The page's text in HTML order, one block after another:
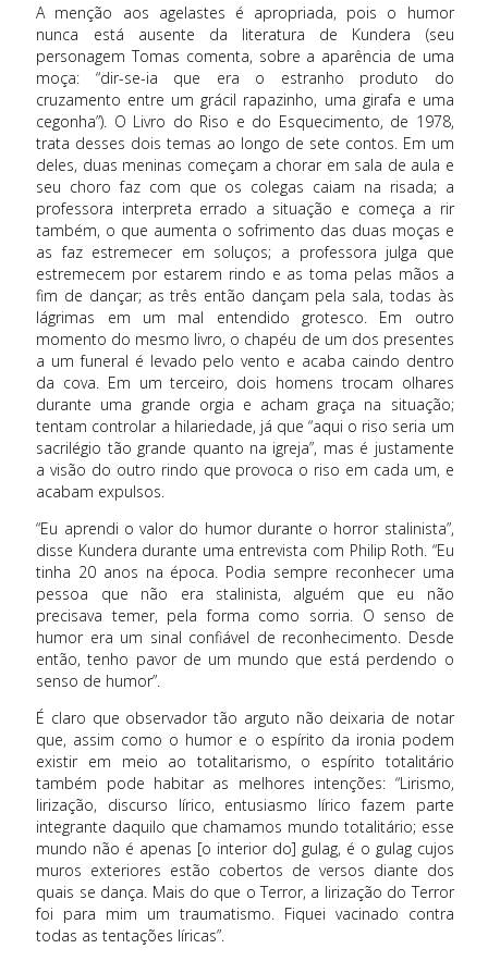
A menção aos agelastes é apropriada, pois o humor
nunca está ausente da literatura de Kundera (seu
personagem Tomas comenta, sobre a aparência de uma
moça: “dir-se-ia que era o estranho produto do
cruzamento entre um grácil rapazinho, uma girafa e uma
cegonha”). O Livro do Riso e do Esquecimento, de 1978,
trata desses dois temas ao longo de sete contos. Em um
deles, duas meninas começam a chorar em sala de aula e
seu choro faz com que os colegas caiam na risada; a
professora interpreta errado a situação e começa a rir
também, o que aumenta o sofrimento das duas moças e
as faz estremecer em soluços; a professora julga que
estremecem por estarem rindo e as toma pelas mãos a
fim de dançar; as três então dançam pela sala, todas às
lágrimas em um mal entendido grotesco. Em outro
momento do mesmo livro, o chapéu de um dos presentes
a um funeral é levado pelo vento e acaba caindo dentro
da cova. Em um terceiro, dois homens trocam olhares
durante uma grande orgia e acham graça na situação;
tentam controlar a hilariedade, já que “aqui o riso seria um
sacrilégio tão grande quanto na igreja”, mas é justamente
a visão do outro rindo que provoca o riso em cada um, e
acabam expulsos.
“Eu aprendi o valor do humor durante o horror stalinista”,
disse Kundera durante uma entrevista com Philip Roth. “Eu
tinha 20 anos na época. Podia sempre reconhecer uma
pessoa que não era stalinista, alguém que eu não
precisava temer, pela forma como sorria. O senso de
humor era um sinal confiável de reconhecimento. Desde
então, tenho pavor de um mundo que está perdendo o
senso de humor”.
É claro que observador tão arguto não deixaria de notar
que, assim como o humor e o espírito da ironia podem
existir em meio ao totalitarismo, o espírito totalitário
também pode habitar as melhores intenções: “Lirismo,
lirização, discurso lírico, entusiasmo lírico fazem parte
integrante daquilo que chamamos mundo totalitário; esse
mundo não é apenas [o interior do] gulag, é o gulag cujos
muros exteriores estão cobertos de versos diante dos
quais se dança. Mais do que o Terror, a lirização do Terror
foi para mim um traumatismo. Fiquei vacinado contra
todas as tentações líricas”.